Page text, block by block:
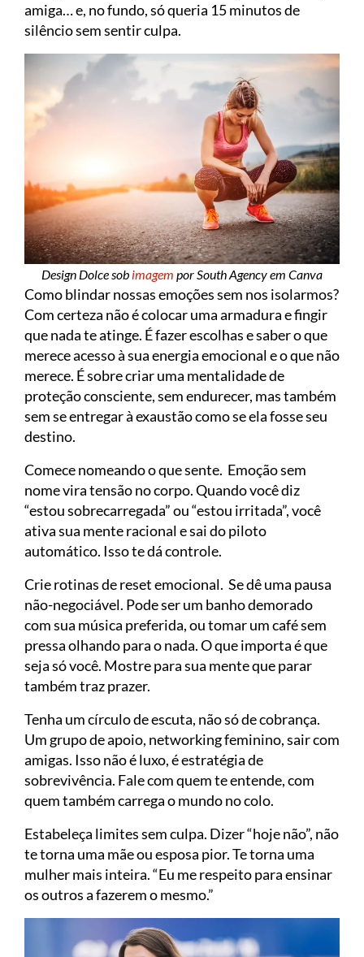
amiga… e, no fundo, só queria 15 minutos de
silêncio sem sentir culpa.
Design Dolce sob imagem por South Agency em Canva
Como blindar nossas emoções sem nos isolarmos?
Com certeza não é colocar uma armadura e fingir
que nada te atinge. É fazer escolhas e saber o que
merece acesso à sua energia emocional e o que não
merece. É sobre criar uma mentalidade de
proteção consciente, sem endurecer, mas também
sem se entregar à exaustão como se ela fosse seu
destino.
Comece nomeando o que sente. Emoção sem
nome vira tensão no corpo. Quando você diz
“estou sobrecarregada” ou “estou irritada”, você
ativa sua mente racional e sai do piloto
automático. Isso te dá controle.
Crie rotinas de reset emocional. Se dê uma pausa
não-negociável. Pode ser um banho demorado
com sua música preferida, ou tomar um café sem
pressa olhando para o nada. O que importa é que
seja só você. Mostre para sua mente que parar
também traz prazer.
Tenha um círculo de escuta, não só de cobrança.
Um grupo de apoio, networking feminino, sair com
amigas. Isso não é luxo, é estratégia de
sobrevivência. Fale com quem te entende, com
quem também carrega o mundo no colo.
Estabeleça limites sem culpa. Dizer “hoje não”, não
te torna uma mãe ou esposa pior. Te torna uma
mulher mais inteira. “Eu me respeito para ensinar
os outros a fazerem o mesmo.”